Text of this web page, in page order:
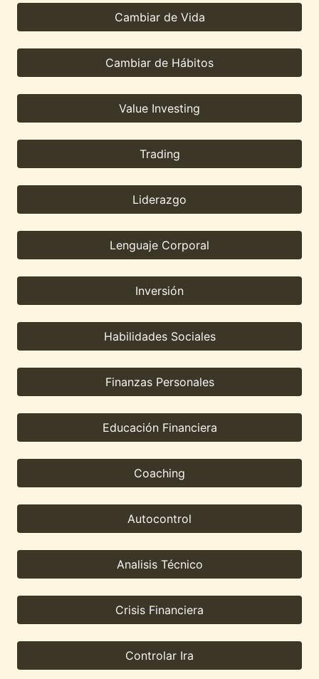
Cambiar de Vida
Cambiar de Hábitos
Value Investing
Trading
Liderazgo
Lenguaje Corporal
Inversión
Habilidades Sociales
Finanzas Personales
Educación Financiera
Coaching
Autocontrol
Analisis Técnico
Crisis Financiera
Controlar Ira